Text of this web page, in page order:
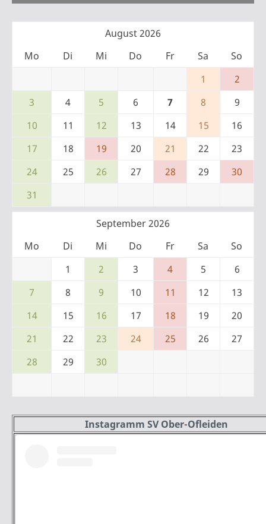
August 2026
Mo
Di Mi Do Fr Sa
So
1
2
3
4 5 6 7 8
9
10
11 12 13 14 15
16
17
18 19 20 21 22
23
24
25 26 27 28 29
30
31
September 2026
Mo
Di Mi Do Fr Sa
So
1
2 3 4 5
6
7
8 9 10 11 12
13
14
15 16 17 18 19
20
21
22 23 24 25 26
27
28
29 30
Instagramm SV Ober-Ofleiden